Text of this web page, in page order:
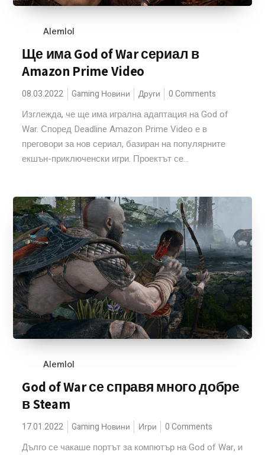
Alemlol
Ще има God of War сериал в
Amazon Prime Video
08.03.2022 Gaming Новини Други 0 Comments
Изглежда, че ще има игрална адаптация на God of
War. Според Deadline Amazon Prime Video е в
преговори за нов сериал, базиран на популярните
екшън-приключенски игри. Проектът се...
Alemlol
God of War се справя много добре
в Steam
17.01.2022 Gaming Новини Игри 0 Comments
Дълго се чакаше портът за компютър на God of War, и